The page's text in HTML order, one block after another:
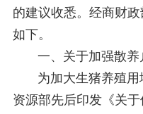
的建议收悉。经商财
如下。
一、关于加强散
为加大生猪养殖
资源部先后印发《关